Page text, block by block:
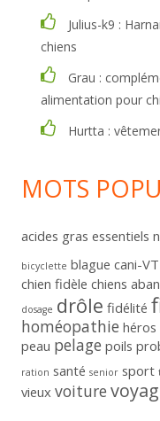
Julius-k9 :
chiens
Grau :
alimentation pour
Hurtta :
MOTS
acides gras essentiels
bicyclette blague cani-
chien fidèle chiens
dosage drôle fidélité
homéopathie héros
peau pelage poils
ration santé senior sport
vieux voiture